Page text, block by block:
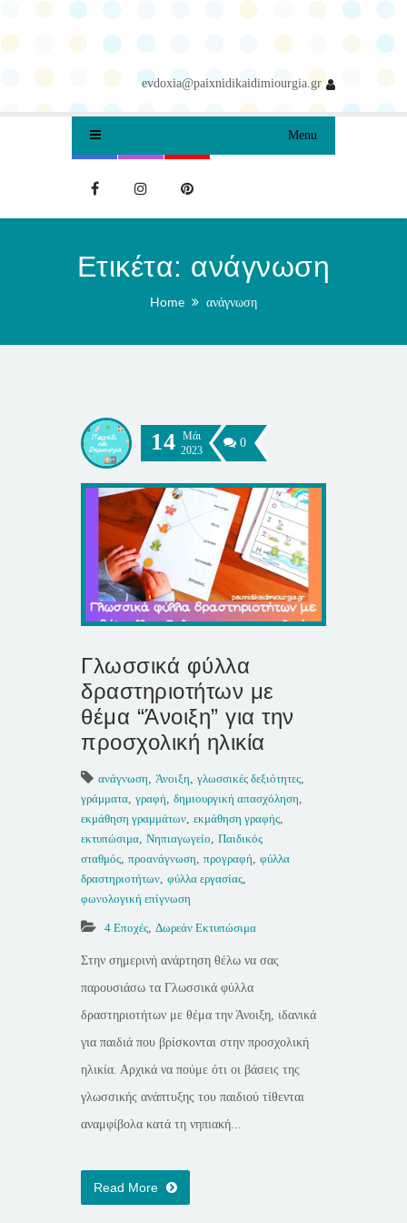
evdoxia@paixnidikaidimiourgia.gr
Menu
Ετικέτα: ανάγνωση
Home ανάγνωση
14 Μάι
2023
0
Γλωσσικά φύλλα
δραστηριοτήτων με
θέμα “Άνοιξη” για την
προσχολική ηλικία
ανάγνωση, Άνοιξη, γλωσσικές δεξιότητες,
γράμματα, γραφή, δημιουργική απασχόληση,
εκμάθηση γραμμάτων, εκμάθηση γραφής,
εκτυπώσιμα, Νηπιαγωγείο, Παιδικός
σταθμός, προανάγνωση, προγραφή, φύλλα
δραστηριοτήτων, φύλλα εργασίας,
φωνολογική επίγνωση
4 Εποχές, Δωρεάν Εκτυπώσιμα
Στην σημερινή ανάρτηση θέλω να σας
παρουσιάσω τα Γλωσσικά φύλλα
δραστηριοτήτων με θέμα την Άνοιξη, ιδανικά
για παιδιά που βρίσκονται στην προσχολική
ηλικία. Αρχικά να πούμε ότι οι βάσεις της
γλωσσικής ανάπτυξης του παιδιού τίθενται
αναμφίβολα κατά τη νηπιακή...
Read More